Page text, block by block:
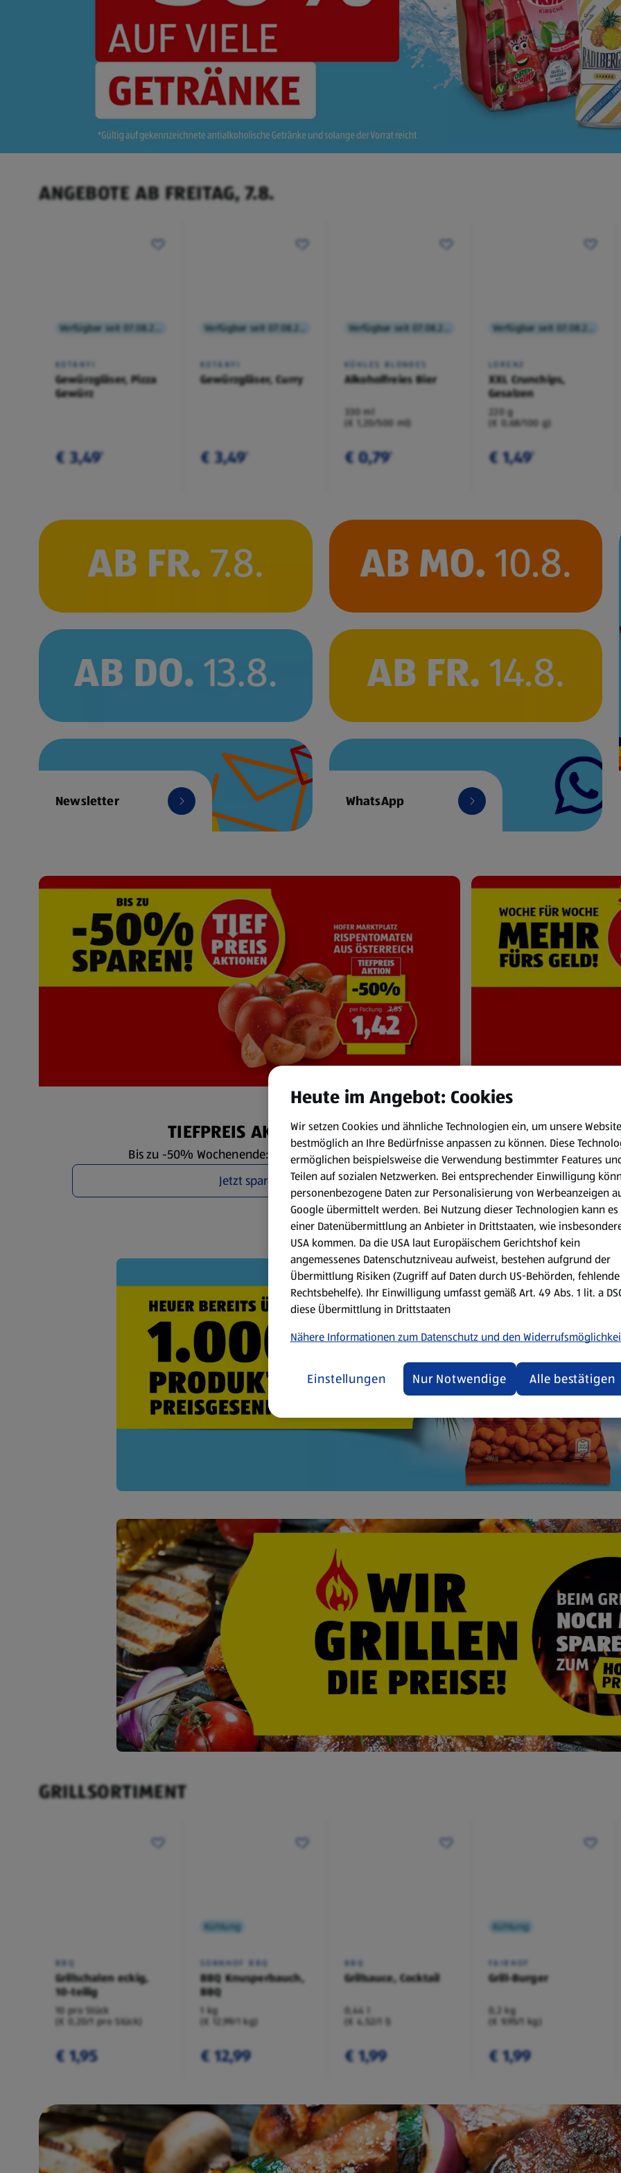
ANGEBOTE AB FREITAG, 7.8.
KOTÁNYI
Gewürzgläser, Pizza
Gewürz
€ 3,49¹
KOTÁNYI
Gewürzgläser, Curry
€ 3,49¹
KÜHLES BLONDES
Alkoholfreies Bier
330 ml
(€ 1,20/500 ml)
€ 0,79¹
LORENZ
XXL Crunchips,
Gesalzen
220 g
(€ 0,68/100 g)
€ 1,49¹
Newsletter WhatsApp
TIEFPREIS AKTIONEN
Bis zu -50% Wochenende: Fr. 7.8. und Sa. 8.8.
Jetzt sparen
HOFER
Immer zum
GRILLSORTIMENT
BBQ
Grillschalen eckig,
10-teilig
10 pro Stück
(€ 0,20/1 pro Stück)
€ 1,95
Kühlung
SONNHOF BBQ
BBQ Knusperbauch,
BBQ
1 kg
(€ 12,99/1 kg)
€ 12,99
BBQ
Grillsauce, Cocktail
0,44 l
(€ 4,52/1 l)
€ 1,99
Kühlung
FAIRHOF
Grill-Burger
0,2 kg
(€ 9,95/1 kg)
€ 1,99
Heute im Angebot: Cookies
Wir setzen Cookies und ähnliche Technologien ein, um unsere Website
bestmöglich an Ihre Bedürfnisse anpassen zu können. Diese
ermöglichen beispielsweise die Verwendung bestimmter Features
Teilen auf sozialen Netzwerken. Bei entsprechender Einwilligung
personenbezogene Daten zur Personalisierung von Werbeanzeigen
Google übermittelt werden. Bei Nutzung dieser Technologien kann es
einer Datenübermittlung an Anbieter in Drittstaaten, wie
USA kommen. Da die USA laut Europäischem Gerichtshof kein
angemessenes Datenschutzniveau aufweist, bestehen aufgrund der
Übermittlung Risiken (Zugriff auf Daten durch US-Behörden, fehlende
Rechtsbehelfe). Ihr Einwilligung umfasst gemäß Art. 49 Abs. 1 lit. a
diese Übermittlung in Drittstaaten
Nähere Informationen zum Datenschutz und den
Einstellungen Nur Notwendige Alle bestätigen